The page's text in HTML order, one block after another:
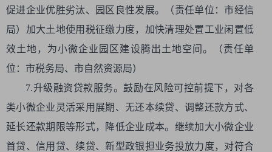
促进企业优胜劣汰、园区良性发展。（责任单位：市经信
局）加大土地使用税征缴力度，加快清理处置工业闲置低
效土地，为小微企业园区建设腾出土地空间。（责任单
位：市税务局、市自然资源局）
7.升级融资贷款服务。鼓励在风险可控前提下，对各
类小微企业灵活采用展期、无还本续贷、调整还款方式、
延长还款期限等形式，降低企业成本。继续加大小微企业
首贷、信用贷、续贷、新型政银担业务投放力度，对符合